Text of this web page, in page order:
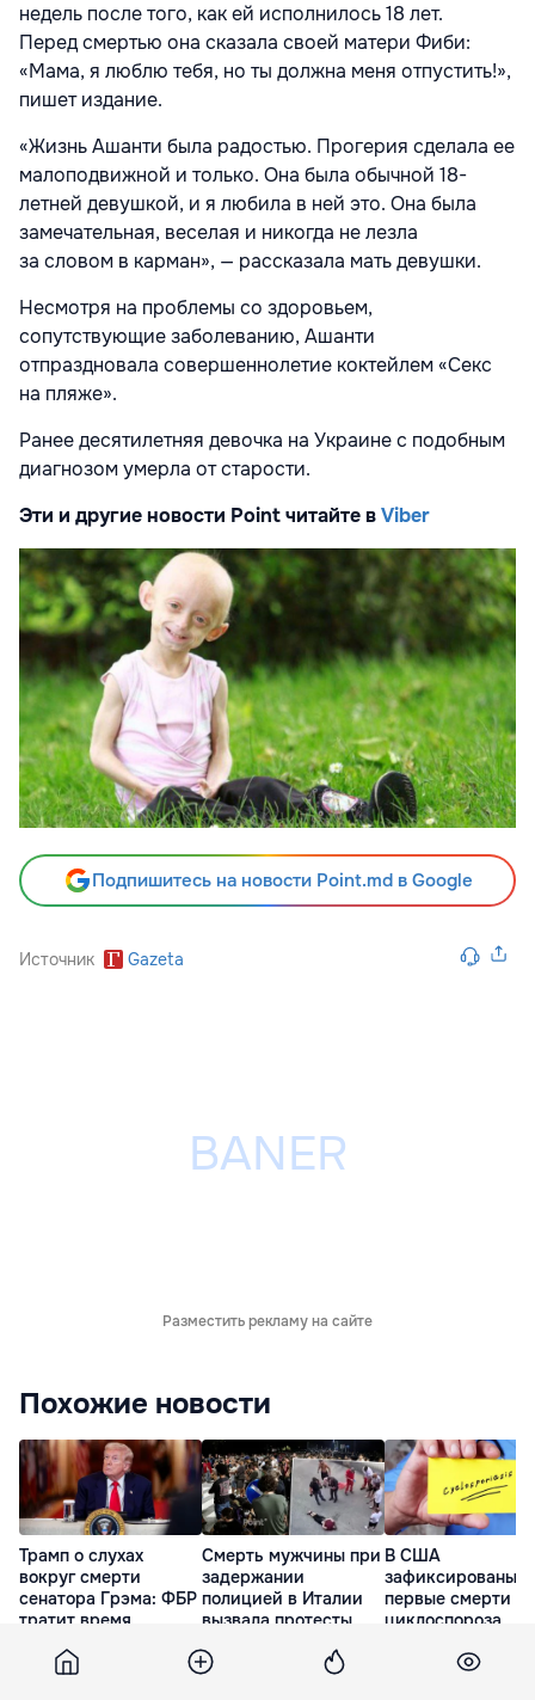
недель после того, как ей исполнилось 18 лет.
Перед смертью она сказала своей матери Фиби:
«Мама, я люблю тебя, но ты должна меня отпустить!»,
пишет издание.
«Жизнь Ашанти была радостью. Прогерия сделала ее
малоподвижной и только. Она была обычной 18-
летней девушкой, и я любила в ней это. Она была
замечательная, веселая и никогда не лезла
за словом в карман», — рассказала мать девушки.
Несмотря на проблемы со здоровьем,
сопутствующие заболеванию, Ашанти
отпраздновала совершеннолетие коктейлем «Секс
на пляже».
Ранее десятилетняя девочка на Украине с подобным
диагнозом умерла от старости.
Эти и другие новости Point читайте вViber
Подпишитесь на новости Point.md в Google
Источник Gazeta
Разместить рекламу на сайте
Похожие новости
Трамп о слухах
вокруг смерти
сенатора Грэма: ФБР
тратит время
14 Июл. 23:50
Смерть мужчины при
задержании
полицией в Италии
вызвала протесты
20 Июл. 18:03
В США
зафиксированы
первые смерти от
циклоспороза
5 дней назад